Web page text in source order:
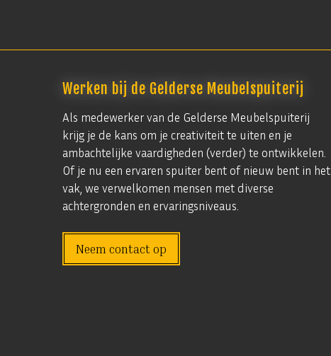
Werken bij de Gelderse Meubelspuiterij
Als medewerker van de Gelderse Meubelspuiterij
krijg je de kans om je creativiteit te uiten en je
ambachtelijke vaardigheden (verder) te ontwikkelen.
Of je nu een ervaren spuiter bent of nieuw bent in het
vak, we verwelkomen mensen met diverse
achtergronden en ervaringsniveaus.
Neem contact op